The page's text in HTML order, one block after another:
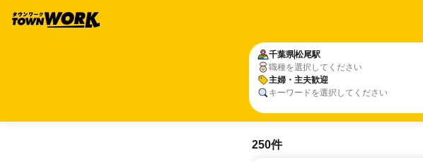
千葉県松尾駅
職種を選択してください
主婦・主夫歓迎
キーワードを選択してください
250件